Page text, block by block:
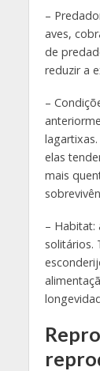
–
aves,
de
reduzir a
–
elas
mais
– Habitat:
solitários.